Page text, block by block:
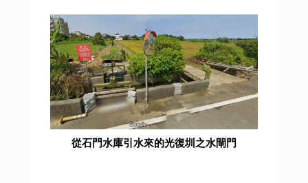
從石門水庫引水來的光復圳之水閘門